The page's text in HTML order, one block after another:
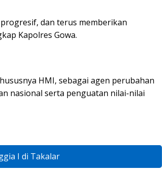
dan terus memberikan
Kapolres Gowa.
HMI, sebagai agen perubahan
nasional serta penguatan nilai-nilai
I di Takalar